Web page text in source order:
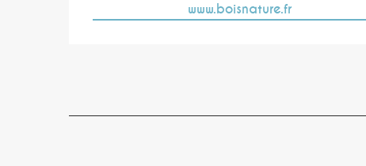
www.boisnature.fr